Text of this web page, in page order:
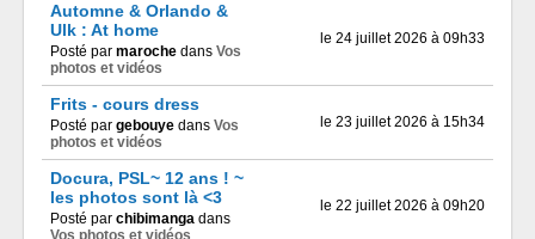
Automne & Orlando &
Ulk : At home
Posté par maroche dans Vos
photos et vidéos
le 24 juillet 2026 à 09h33
Frits - cours dress
Posté par gebouye dans Vos
photos et vidéos
le 23 juillet 2026 à 15h34
Docura, PSL~ 12 ans ! ~
les photos sont là <3
Posté par chibimanga dans
Vos photos et vidéos
le 22 juillet 2026 à 09h20